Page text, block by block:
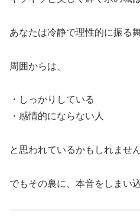
あなたは冷静で理性的に振る
周囲からは、
・しっかりしている
・感情的にならない人
と思われているかもしれません
でもその裏に、本音をしまい